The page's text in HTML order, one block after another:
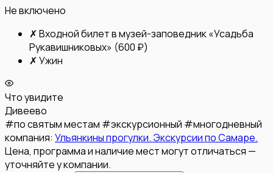
Не включено
✗ Входной билет в музей-заповедник «Усадьба
Рукавишниковых» (600 ₽)
✗ Ужин
Что увидите
Дивеево
#по святым местам #экскурсионный #многодневный
компания: Ульянкины прогулки. Экскурсии по Самаре.
Цена, программа и наличие мест могут отличаться —
уточняйте у компании.